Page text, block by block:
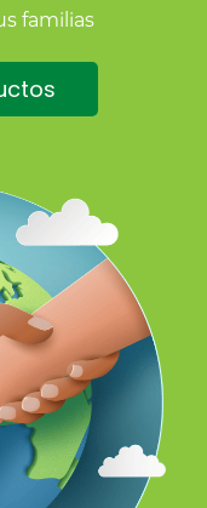
familias